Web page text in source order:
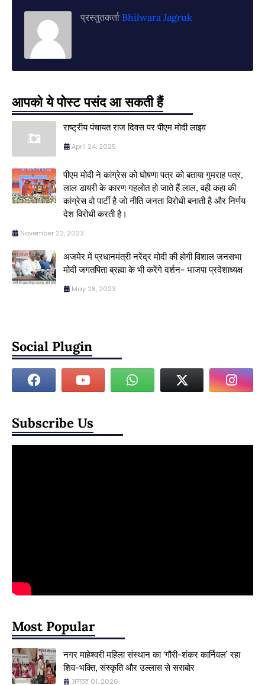
प्रस्तुतकर्ता Bhilwara Jagruk
आपको ये पोस्ट पसंद आ सकती हैं
राष्ट्रीय पंचायत राज दिवस पर पीएम मोदी लाइव
April 24, 2025
पीएम मोदी ने कांग्रेस को घोषणा पत्र को बताया गुमराह पत्र,
लाल डायरी के कारण गहलोत हो जाते हैं लाल, वही कहा की
कांग्रेस वो पार्टी है जो नीति जनता विरोधी बनाती है और निर्णय
देश विरोधी करती है।
November 22, 2023
अजमेर में प्रधानमंत्री नरेंद्र मोदी की होगी विशाल जनसभा
मोदी जगतपिता ब्रह्मा के भी करेंगे दर्शन- भाजपा प्रदेशाध्यक्ष
May 28, 2023
Social Plugin
Subscribe Us
Most Popular
नगर माहेश्वरी महिला संस्थान का ‘गौरी-शंकर कार्निवल’ रहा
शिव-भक्ति, संस्कृति और उल्लास से सराबोर
अगस्त 01, 2026